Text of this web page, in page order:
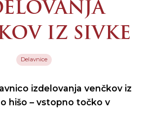
IZ SIVKE
Delavnice
izdelovanja venčkov iz
hišo – vstopno točko v